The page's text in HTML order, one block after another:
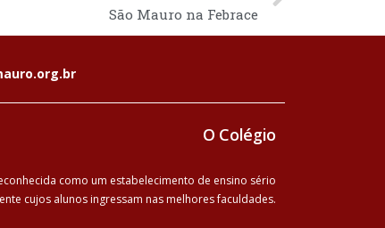
São Mauro na Febrace
O Colégio
como um estabelecimento de ensino sério
cujos alunos ingressam nas melhores faculdades.